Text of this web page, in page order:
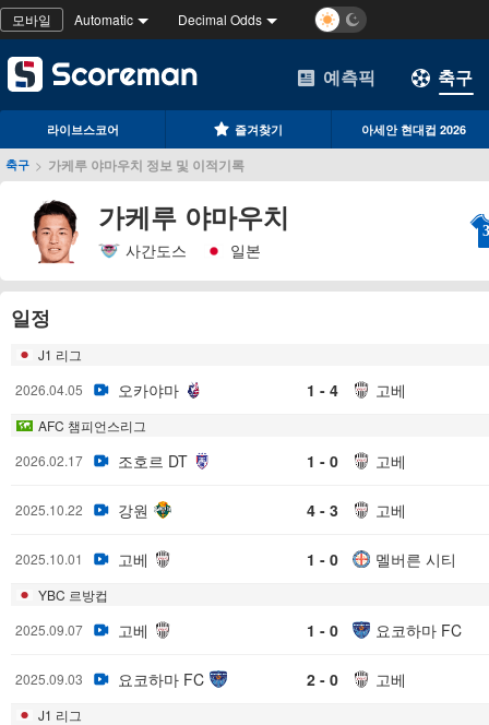
모바일 Automatic Decimal Odds
예측픽 축구
라이브스코어 즐겨찾기 아세안 현대컵 2026
축구 > 가케루 야마우치 정보 및 이적기록
가케루 야마우치
사간도스 일본
일정
J1 리그
2026.04.05
오카야마 1 - 4 고베
AFC 챔피언스리그
2026.02.17
조호르 DT 1 - 0 고베
2025.10.22 강원 4 - 3 고베
2025.10.01 고베 1 - 0 멜버른 시티
YBC 르방컵
2025.09.07
고베 1 - 0 요코하마 FC
2025.09.03 요코하마 FC 2 - 0 고베
J1 리그